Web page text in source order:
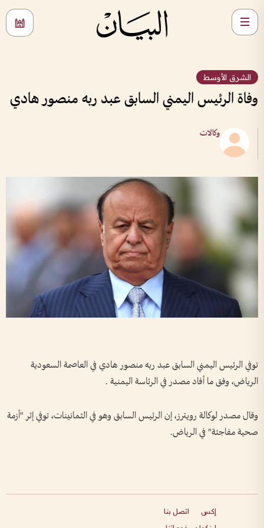
الشرق الأوسط
وفاة الرئيس اليمني السابق عبد ربه منصور هادي
وكالات
توفي الرئيس اليمني السابق عبد ربه منصور هادي في العاصمة السعودية
الرياض، وفق ما أفاد مصدر في الرئاسة اليمنية .
وقال مصدر لوكالة رويترز، إن الرئيس السابق وهو في الثمانينات، توفي إثر "أزمة
صحية مفاجئة" في الرياض.
إكس
اتصل بنا